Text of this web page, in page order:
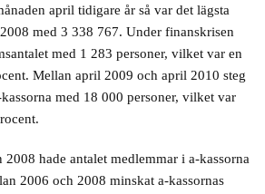
april tidigare år så var det lägsta
med 3 338 767. Under finanskrisen
med 1 283 personer, vilket var en
Mellan april 2009 och april 2010 steg
med 18 000 personer, vilket var
hade antalet medlemmar i a-kassorna
2006 och 2008 minskat a-kassornas